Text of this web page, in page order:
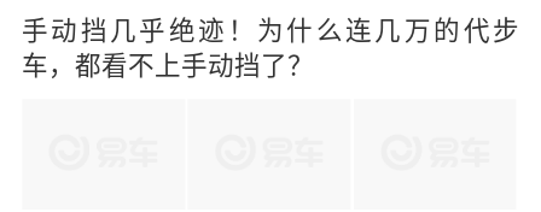
手动挡几乎绝迹！为什么连几万的代步
车，都看不上手动挡了？